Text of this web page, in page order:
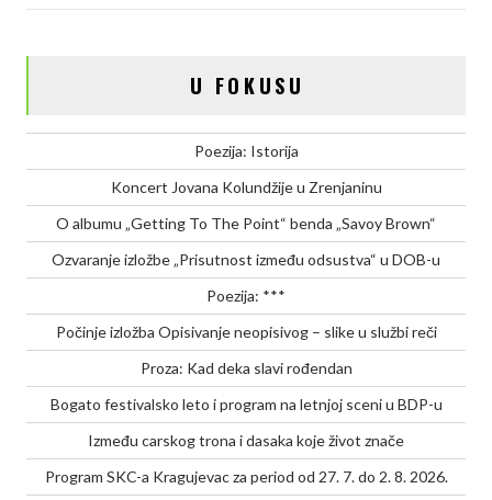
b
t
e
L
n
e
U FOKUSU
Poezija: Istorija
Koncert Jovana Kolundžije u Zrenjaninu
O albumu „Getting To The Point“ benda „Savoy Brown“
Ozvaranje izložbe „Prisutnost između odsustva“ u DOB-u
Poezija: ***
Počinje izložba Opisivanje neopisivog – slike u službi reči
Proza: Kad deka slavi rođendan
Bogato festivalsko leto i program na letnjoj sceni u BDP-u
Između carskog trona i dasaka koje život znače
Program SKC-a Kragujevac za period od 27. 7. do 2. 8. 2026.